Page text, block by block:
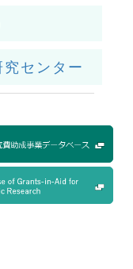
センター